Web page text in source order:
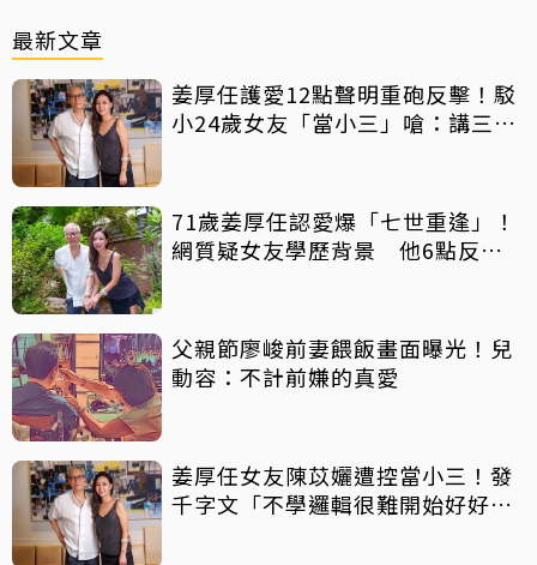
最新文章
姜厚任護愛12點聲明重砲反擊！駁
小24歲女友「當小三」嗆：講三
71歲姜厚任認愛爆「七世重逢」！
網質疑女友學歷背景 他6點反
父親節廖峻前妻餵飯畫面曝光！兒
動容：不計前嫌的真愛
姜厚任女友陳苡孋遭控當小三！發
千字文「不學邏輯很難開始好好